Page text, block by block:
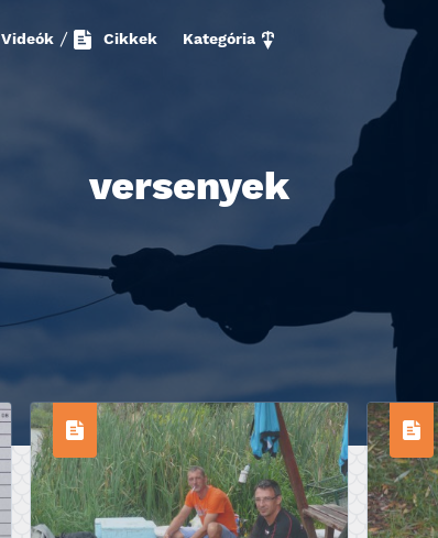
Videók / Cikkek Kategória
versenyek